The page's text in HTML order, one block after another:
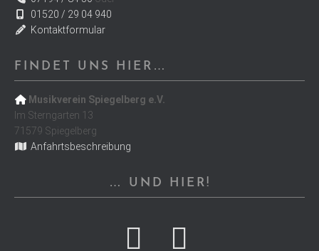
01520 / 29 04 940
Kontaktformular
FINDET UNS HIER…
Musikverein Spiegelberg e.V.
Im Sterngarten 13
71579 Spiegelberg
Anfahrtsbeschreibung
… UND HIER!